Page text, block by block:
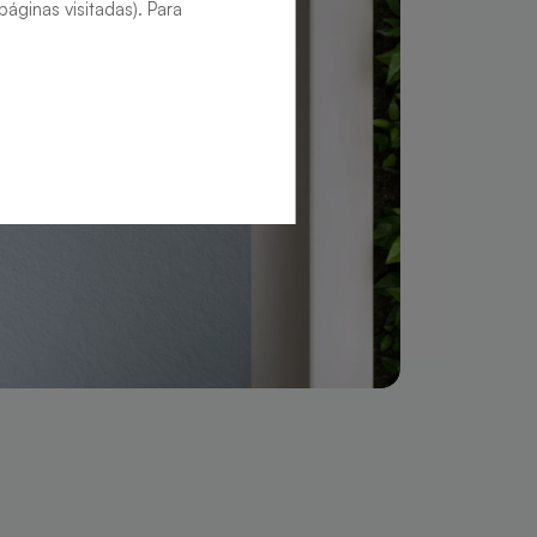
visitadas). Para